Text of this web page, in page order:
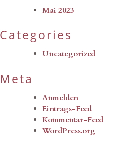
Mai 2023
Categories
Uncategorized
Meta
Anmelden
Eintrags-Feed
Kommentar-Feed
WordPress.org